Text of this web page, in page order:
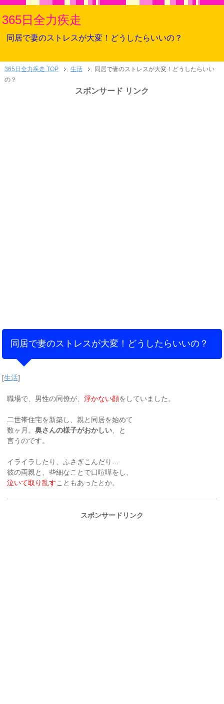
365日全力疾走
同居で妻のストレスが大変！どうしたらいいの？
365日全力疾走 TOP 生活
同居で妻のストレスが大変！どうしたらいい
の？
スポンサード リンク
同居で妻のストレスが大変！どうしたらいいの？
[生活]
職場で、男性の同僚が、浮かない顔をしていました。
二世帯住宅を新築し、親と同居を始めて
数ヶ月。奥さんの様子がおかしい 、と
言うのです。
イライラしたり、ふさぎこんだり…
彼の両親と、些細なことで口喧嘩をし、
泣いて取り乱すこともあったとか。
スポンサードリンク